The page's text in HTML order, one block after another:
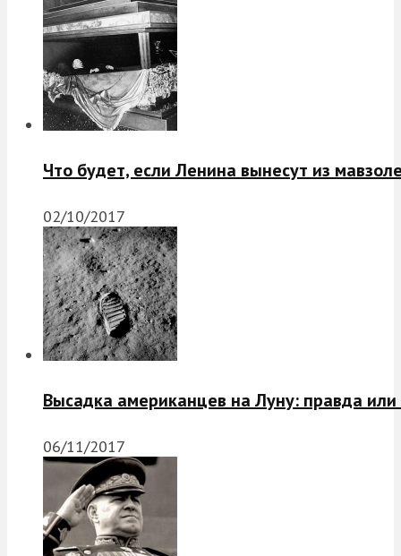
Что будет, если Ленина вынесут из
02/10/2017
Высадка американцев на Луну: правда
06/11/2017